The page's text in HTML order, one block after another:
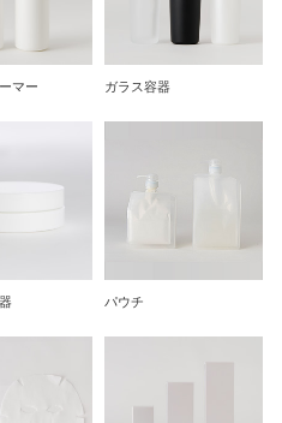
マー ガラス容器
パウチ